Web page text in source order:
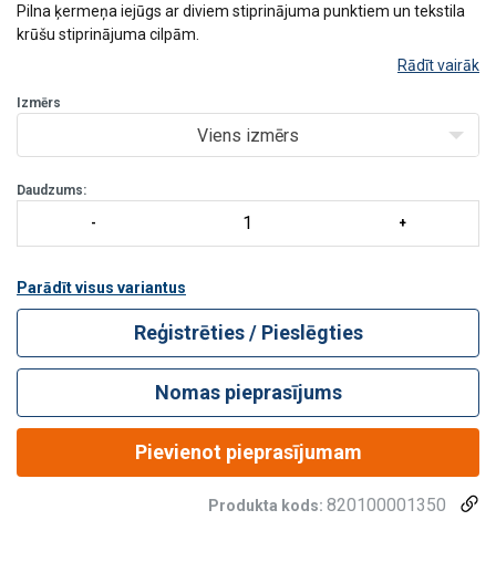
Pilna ķermeņa iejūgs ar diviem stiprinājuma punktiem un tekstila
krūšu stiprinājuma cilpām.
Rādīt vairāk
Izmērs
Viens izmērs
Daudzums:
Parādīt visus variantus
Reģistrēties / Pieslēgties
Nomas pieprasījums
Pievienot pieprasījumam
Produkta kods: 820100001350